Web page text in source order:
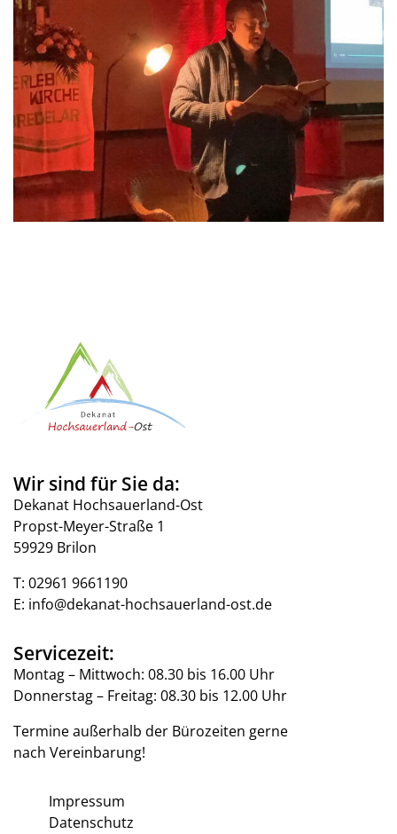
Wir sind für Sie da:
Dekanat Hochsauerland-Ost
Propst-Meyer-Straße 1
59929 Brilon
T: 02961 9661190
E: info@dekanat-hochsauerland-ost.de
Servicezeit:
Montag – Mittwoch: 08.30 bis 16.00 Uhr
Donnerstag – Freitag: 08.30 bis 12.00 Uhr
Termine außerhalb der Bürozeiten gerne
nach Vereinbarung!
Impressum
Datenschutz